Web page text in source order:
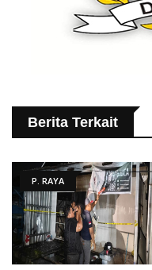
Berita Terkait
P. RAYA